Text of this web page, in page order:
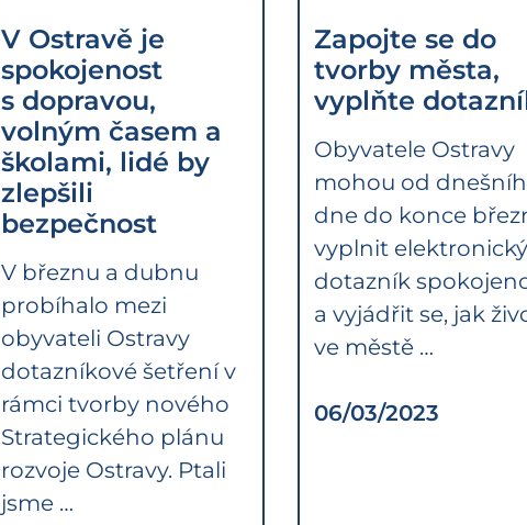
V Ostravě je
spokojenost
s dopravou,
volným časem a
školami, lidé by
zlepšili
bezpečnost
V březnu a dubnu
probíhalo mezi
obyvateli Ostravy
dotazníkové šetření v
rámci tvorby nového
Strategického plánu
rozvoje Ostravy. Ptali
jsme …
Zapojte se do
tvorby města,
vyplňte
Obyvatele Ostravy
mohou od
dne do konce
vyplnit elektronický
dotazník
a vyjádřit se, jak
ve městě …
06/03/2023